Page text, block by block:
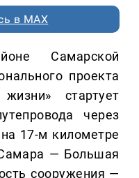
в MAX
Самарской
проекта
стартует
через
17-м километре
— Большая
сооружения —